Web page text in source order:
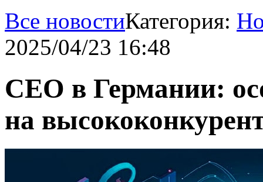
Все новостиКатегория:
2025/04/23 16:48
СЕО в Германии:
на